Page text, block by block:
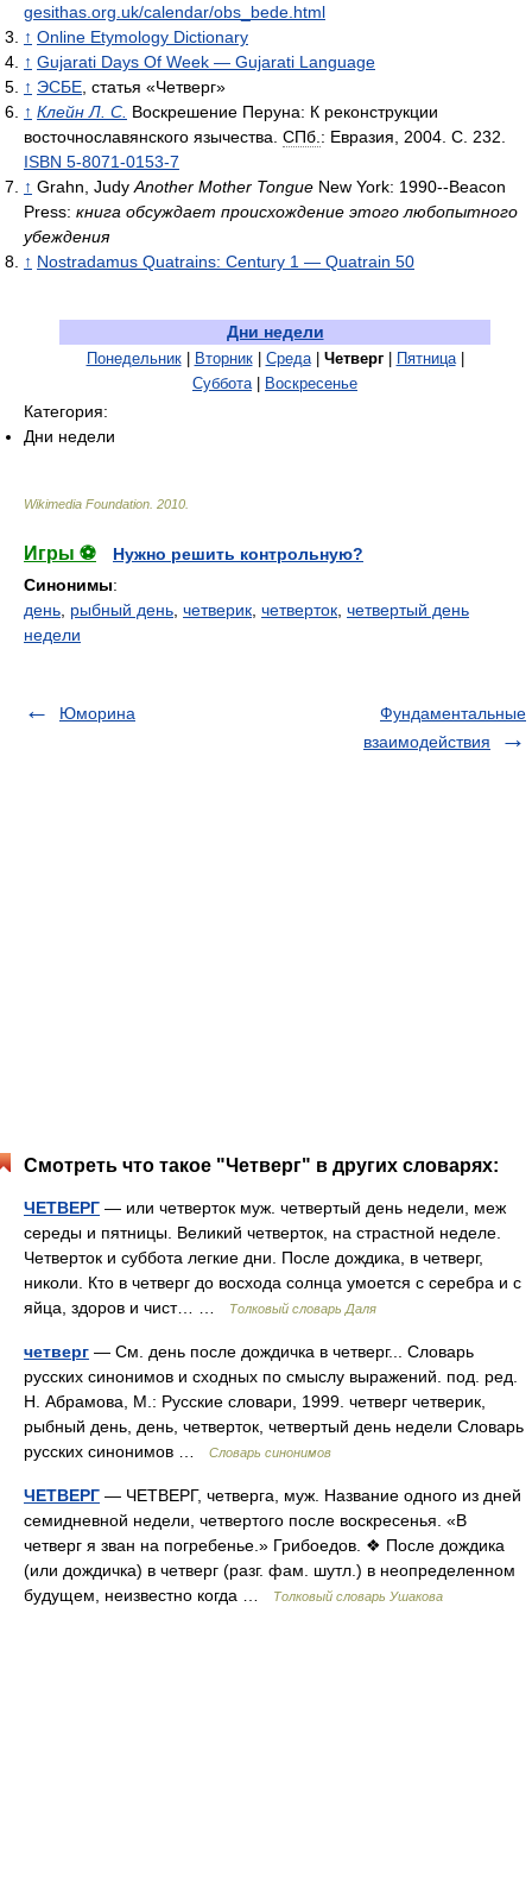
gesithas.org.uk/calendar/obs_bede.html
↑ Online Etymology Dictionary
↑ Gujarati Days Of Week — Gujarati Language
↑ ЭСБЕ , статья «Четверг»
↑ Клейн Л. С. Воскрешение Перуна: К реконструкции
восточнославянского язычества. СПб. : Евразия, 2004. С. 232.
ISBN 5-8071-0153-7
↑ Grahn, Judy Another Mother Tongue New York: 1990--Beacon
Press: книга обсуждает происхождение этого любопытного
убеждения
↑ Nostradamus Quatrains: Century 1 — Quatrain 50
Дни недели
Понедельник| Вторник| Среда| Четверг| Пятница|
Суббота
Воскресенье
Категория:
Дни недели
Wikimedia Foundation 2010
Игры ⚽
Нужно решить контрольную?
Синонимы:
день рыбный день четверик четверток четвертый день
недели
Юморина
Фундаментальные
взаимодействия
Смотреть что такое "Четверг" в других словарях:
ЧЕТВЕРГ — или четверток муж. четвертый день недели, меж
середы и пятницы. Великий четверток, на страстной неделе.
Четверток и суббота легкие дни. После дождика, в четверг,
николи. Кто в четверг до восхода солнца умоется с серебра и с
яйца, здоров и чист… …
Толковый словарь Даля
четверг — См. день после дождичка в четверг... Словарь
русских синонимов и сходных по смыслу выражений. под. ред.
Н. Абрамова, М.: Русские словари, 1999. четверг четверик,
рыбный день, день, четверток, четвертый день недели Словарь
русских синонимов …
Словарь синонимов
ЧЕТВЕРГ — ЧЕТВЕРГ, четверга, муж. Название одного из дней
семидневной недели, четвертого после воскресенья. «В
четверг я зван на погребенье.» Грибоедов. ❖ После дождика
(или дождичка) в четверг (разг. фам. шутл.) в неопределенном
будущем, неизвестно когда …
Толковый словарь Ушакова